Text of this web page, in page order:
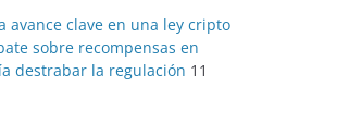
avance clave en una ley cripto
sobre recompensas en
destrabar la regulación 11